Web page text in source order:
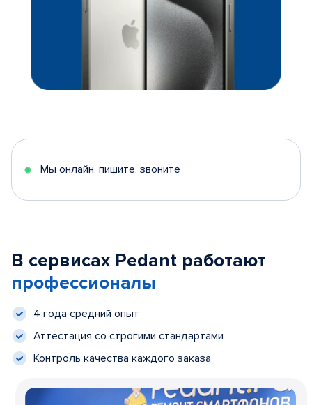
Мы онлайн, пишите, звоните
В сервисах Pedant работают
профессионалы
4 года средний опыт
Аттестация со строгими стандартами
Контроль качества каждого заказа